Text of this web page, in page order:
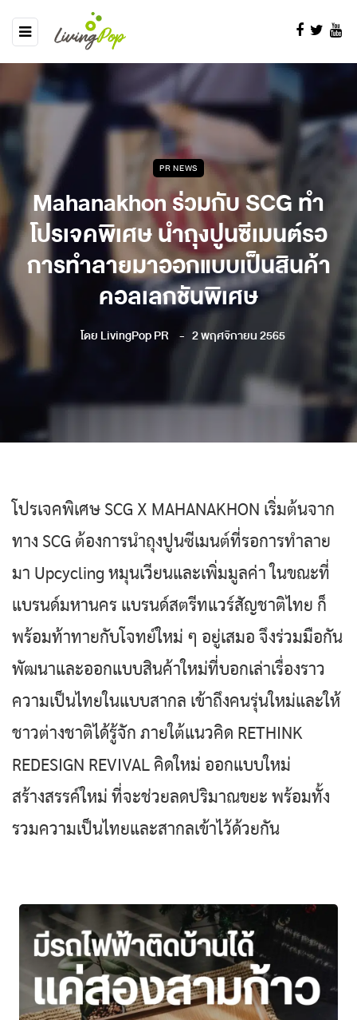
PR NEWS
Mahanakhon ร่วมกับ SCG ทำ
โปรเจคพิเศษ นำถุงปูนซีเมนต์รอ
การทำลายมาออกแบบเป็นสินค้า
คอลเลกชันพิเศษ
โดย LivingPop PR 2 พฤศจิกายน 2565
โปรเจคพิเศษ SCG X MAHANAKHON เริ่มต้นจาก
ทาง SCG ต้องการนำถุงปูนซีเมนต์ที่รอการทำลาย
มา Upcycling หมุนเวียนและเพิ่มมูลค่า ในขณะที่
แบรนด์มหานคร แบรนด์สตรีทแวร์สัญชาติไทย ก็
พร้อมท้าทายกับโจทย์ใหม่ ๆ อยู่เสมอ จึงร่วมมือกัน
พัฒนาและออกแบบสินค้าใหม่ที่บอกเล่าเรื่องราว
ความเป็นไทยในแบบสากล เข้าถึงคนรุ่นใหม่และให้
ชาวต่างชาติได้รู้จัก ภายใต้แนวคิด RETHINK
REDESIGN REVIVAL คิดใหม่ ออกแบบใหม่
สร้างสรรค์ใหม่ ที่จะช่วยลดปริมาณขยะ พร้อมทั้ง
รวมความเป็นไทยและสากลเข้าไว้ด้วยกัน